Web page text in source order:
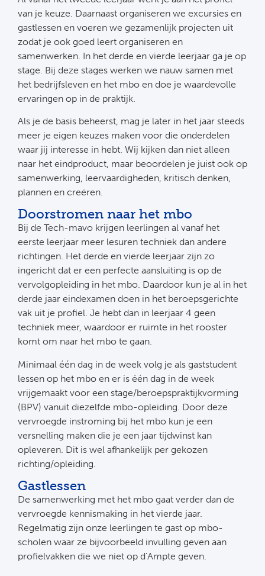
van je keuze. Daarnaast organiseren we excursies en
gastlessen en voeren we gezamenlijk projecten uit
zodat je ook goed leert organiseren en
samenwerken. In het derde en vierde leerjaar ga je op
stage. Bij deze stages werken we nauw samen met
het bedrijfsleven en het mbo en doe je waardevolle
ervaringen op in de praktijk.
Als je de basis beheerst, mag je later in het jaar steeds
meer je eigen keuzes maken voor die onderdelen
waar jij interesse in hebt. Wij kijken dan niet alleen
naar het eindproduct, maar beoordelen je juist ook op
samenwerking, leervaardigheden, kritisch denken,
plannen en creëren.
Doorstromen naar het mbo
Bij de Tech-mavo krijgen leerlingen al vanaf het
eerste leerjaar meer lesuren techniek dan andere
richtingen. Het derde en vierde leerjaar zijn zo
ingericht dat er een perfecte aansluiting is op de
vervolgopleiding in het mbo. Daardoor kun je al in het
derde jaar eindexamen doen in het beroepsgerichte
vak uit je profiel. Je hebt dan in leerjaar 4 geen
techniek meer, waardoor er ruimte in het rooster
komt om naar het mbo te gaan.
Minimaal één dag in de week volg je als gaststudent
lessen op het mbo en er is één dag in de week
vrijgemaakt voor een stage/beroepspraktijkvorming
(BPV) vanuit diezelfde mbo-opleiding. Door deze
vervroegde instroming bij het mbo kun je een
versnelling maken die je een jaar tijdwinst kan
opleveren. Dit is wel afhankelijk per gekozen
richting/opleiding.
Gastlessen
De samenwerking met het mbo gaat verder dan de
vervroegde kennismaking in het vierde jaar.
Regelmatig zijn onze leerlingen te gast op mbo-
scholen waar ze bijvoorbeeld invulling geven aan
profielvakken die we niet op d’Ampte geven.